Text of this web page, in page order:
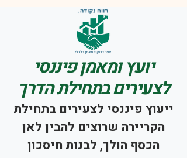
יועץ ומאמן פיננסי
לצעירים בתחילת הדרך
ייעוץ פיננסי לצעירים בתחילת
הקריירה שרוצים להבין לאן
הכסף הולך, לבנות חיסכון